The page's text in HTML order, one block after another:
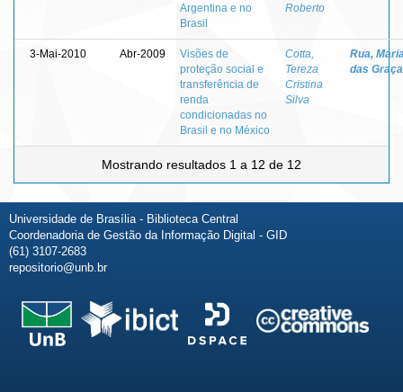
Argentina e no
Brasil
Roberto
3-Mai-2010 Abr-2009
Visões de
proteção social e
transferência de
renda
condicionadas no
Brasil e no México
Cotta,
Tereza
Cristina
Silva
Rua,
das
Mostrando resultados 1 a 12 de 12
Universidade de Brasília - Biblioteca Central
Coordenadoria de Gestão da Informação Digital - GID
(61) 3107-2683
repositorio@unb.br